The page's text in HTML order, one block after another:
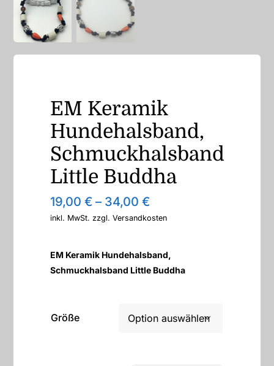
EM Keramik
Hundehalsband,
Schmuckhalsband
Little Buddha
19,00€ – 34,00€
inkl. MwSt. zzgl.Versandkosten
EM Keramik Hundehalsband,
Schmuckhalsband Little Buddha
Größe 